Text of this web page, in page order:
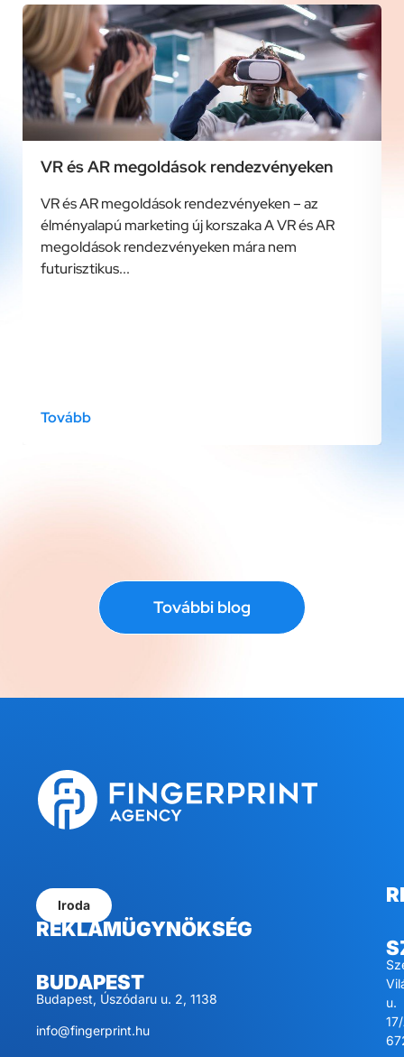
VR és AR megoldások rendezvényeken
VR és AR megoldások rendezvényeken – az
élményalapú marketing új korszaka A VR és AR
megoldások rendezvényeken mára nem
futurisztikus...
Tovább
További blog
Iroda
REKLÁMÜGYNÖKSÉG
BUDAPEST
Budapest, Úszódaru u. 2, 1138
info@fingerprint.hu
u.